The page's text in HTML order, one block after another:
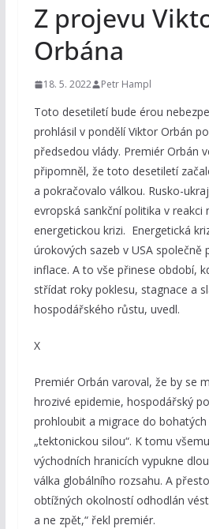
Z projevu
Orbána
18. 5. 2022 Petr Hampl
Toto desetiletí bude érou
prohlásil v pondělí Viktor Orbán
předsedou vlády. Premiér Orbán
připomněl, že toto desetiletí
a pokračovalo válkou. Rusko-
evropská sankční politika v reakci
energetickou krizi. Energetická
úrokových sazeb v USA společně
inflace. A to vše přinese období,
střídat roky poklesu, stagnace a
hospodářského růstu, uvedl.
X
Premiér Orbán varoval, že by se
hrozivé epidemie, hospodářský
prohloubit a migrace do
„tektonickou silou“. K tomu
východních hranicích vypukne
válka globálního rozsahu. A
obtížných okolností odhodlán
a ne zpět,“ řekl premiér.